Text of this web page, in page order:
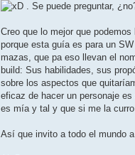
. Se puede preguntar,
Creo que lo mejor que
porque esta guía es para un
mazas, que pa eso llevan el
build: Sus habilidades, sus
sobre los aspectos que
eficaz de hacer un personaje
es mía y tal y que si me la
Así que invito a todo el mundo